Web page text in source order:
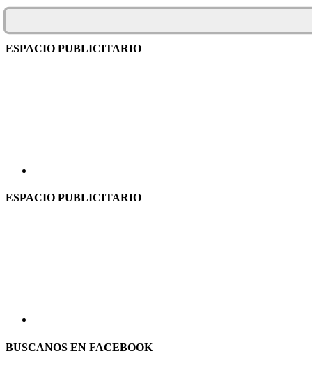
ESPACIO PUBLICITARIO
ESPACIO PUBLICITARIO
BUSCANOS EN FACEBOOK